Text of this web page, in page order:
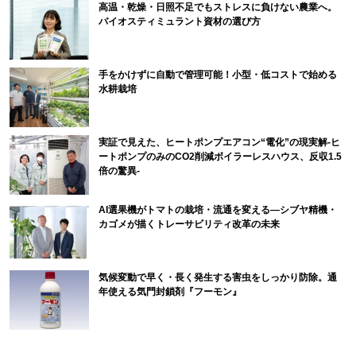
高温・乾燥・日照不足でもストレスに負けない農業へ。
バイオスティミュラント資材の選び方
手をかけずに自動で管理可能！小型・低コストで始める
水耕栽培
実証で見えた、ヒートポンプエアコン“電化”の現実解-ヒ
ートポンプのみのCO2削減ボイラーレスハウス、反収1.5
倍の驚異-
AI選果機がトマトの栽培・流通を変える―シブヤ精機・
カゴメが描くトレーサビリティ改革の未来
気候変動で早く・長く発生する害虫をしっかり防除。通
年使える気門封鎖剤『フーモン』